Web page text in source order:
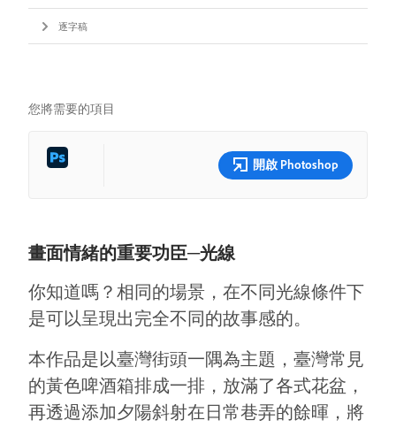
逐字稿
您將需要的項目
開啟 Photoshop
畫面情緒的重要功臣─光線
你知道嗎？相同的場景，在不同光線條件下
是可以呈現出完全不同的故事感的。
本作品是以臺灣街頭一隅為主題，臺灣常見
的黃色啤酒箱排成一排，放滿了各式花盆，
再透過添加夕陽斜射在日常巷弄的餘暉，將